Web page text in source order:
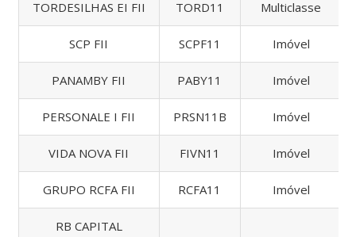
TORDESILHAS EI FII TORD11 Multiclasse
SCP FII SCPF11 Imóvel
PANAMBY FII PABY11 Imóvel
PERSONALE I FII PRSN11B Imóvel
VIDA NOVA FII FIVN11 Imóvel
GRUPO RCFA FII RCFA11 Imóvel
RB CAPITAL